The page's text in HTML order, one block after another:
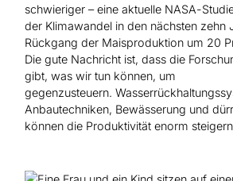
schwieriger – eine aktuelle NASA-
der Klimawandel in den nächsten zehn
Rückgang der Maisproduktion um 20
Die gute Nachricht ist, dass die
gibt, was wir tun können, um
gegenzusteuern.
Anbautechniken, Bewässerung und
können die Produktivität enorm